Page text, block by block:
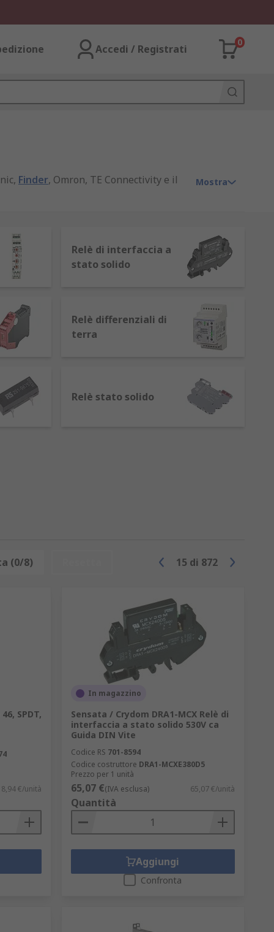
Accedi / Registrati
0
Finder, Omron, TE Connectivity e il
possono spegnere o amplificare
che diventa un magnete quando
dei contatti, determinando la
di segnali ad alta frequenza, come
tensioni elevate. La loro efficienza
ideali per applicazioni di
luci, gestione carichi elettrici
applicazioni come sistemi di controllo
in applicazioni di telecomunicazioni,
e sistemi di controllo che
ed elettroniche che richiedono
richiedono tensione più elevata.
Mostra
Relè di interfaccia a
stato solido
Relè differenziali di
terra
Relè stato solido
(0/8) 15 di 872
SPDT,
8,94 €/unità
In magazzino
Sensata / Crydom DRA1-MCX Relè di
interfaccia a stato solido 530V ca
Guida DIN Vite
Codice RS 701-8594
Codice costruttore DRA1-MCXE380D5
Prezzo per 1 unità
65,07 €(IVA esclusa) 65,07 €/unità
Quantità
Aggiungi
Confronta